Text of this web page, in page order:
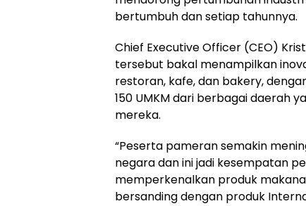
bertumbuh dan setiap tahunnya.
Chief Executive Officer (CEO)
tersebut bakal menampilkan
restoran, kafe, dan bakery,
150 UMKM dari berbagai daerah
mereka.
“Peserta pameran semakin
negara dan ini jadi kesempatan
memperkenalkan produk
bersanding dengan produk